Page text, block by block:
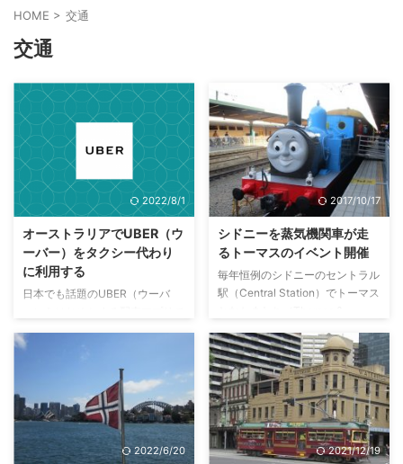
HOME > 交通
交通
2022/8/1
オーストラリアでUBER（ウ
ーバー）をタクシー代わり
に利用する
日本でも話題のUBER（ウーバ
すが、オーストラリアでは、特に
シドニー、メルボルン、ブリスベ
ン、アデレード、パース、キャン
ベラ、ゴールドコーストといった
都市部においては広く浸透してい
ます。 近年ではUBERだけでな
く、DiDi（ディディ）やOla（オ
ラ）といった競合サービスもオー
2017/10/17
シドニーを蒸気機関車が走
るトーマスのイベント開催
毎年恒例のシドニーのセントラル
駅（Central Station）でトーマス
イベントが、2017年は8月13日と
14日の2日間にわたって開催され
ました。 子供のための鉄道を安
全に利用することを啓蒙するイベ
ントで、毎年シドニーのセントラ
ル駅で開催されます。 イベント
のアトラクション 毎年、子供た
2022/6/20 2021/12/19